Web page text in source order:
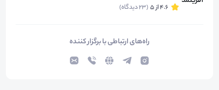
4.6 از 5 (23 دیدگاه)
راه‌های ارتباطی با برگزار کننده